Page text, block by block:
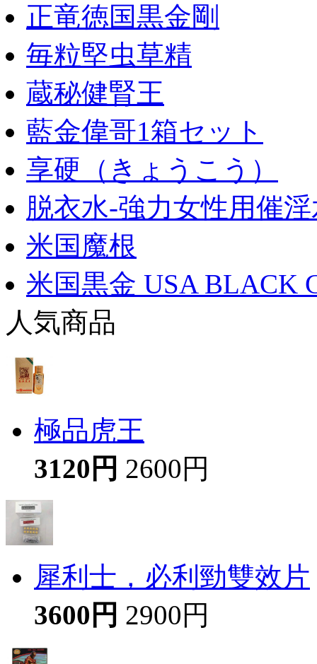
正竜徳国黒金剛
毎粒堅虫草精
蔵秘健腎王
藍金偉哥1箱セット
享硬（きょうこう）
脱衣水-強力女性用催
米国魔根
米国黒金 USA BLACK
人気商品
極品虎王
3120円 2600円
犀利士，必利勁雙效片
3600円 2900円